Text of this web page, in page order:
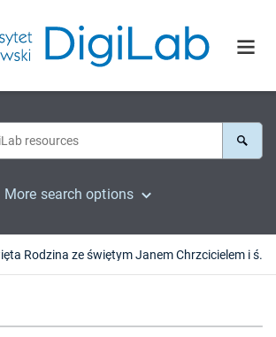
More search options
Święta Rodzina ze świętym Janem Chrzcicielem i świętą Katarzyną Aleksandryjską Gianfrancesca Penniego : badania technologiczne wersji z Warszawy i Bostonu